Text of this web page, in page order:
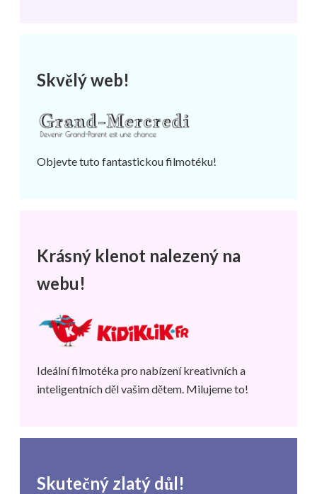
Skvělý web!
Objevte tuto fantastickou filmotéku!
Krásný klenot nalezený na
webu!
Ideální filmotéka pro nabízení kreativních a
inteligentních děl vašim dětem. Milujeme to!
Skutečný zlatý důl!